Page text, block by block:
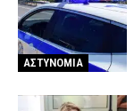
ΑΣΤΥΝΟΜΙΑ